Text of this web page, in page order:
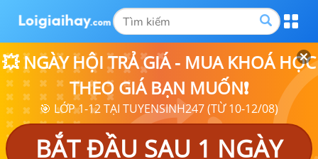
💥 NGÀY HỘI TRẢ GIÁ - MUA KHOÁ HỌC
THEO GIÁ BẠN MUỐN❗
🎯 LỚP 1-12 TẠI TUYENSINH247 (TỪ 10-12/08)
BẮT ĐẦU SAU 1 NGÀY